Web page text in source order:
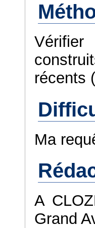
récents
Ma
A
Grand